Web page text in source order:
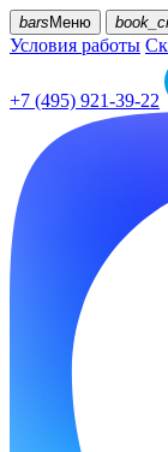
bars Меню
Условия работы
+7 (495) 921-39-22